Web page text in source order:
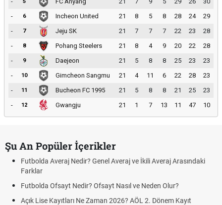
-
6 Incheon United 21 8 5 8 28 24
29
-
7 Jeju SK 21 7 7 7 22 23
28
-
8 Pohang Steelers 21 8 4 9 20 22
28
-
9 Daejeon 21 5 8 8 25 23
23
-
10 Gimcheon Sangmu 21 4 11 6 22 28
23
-
11 Bucheon FC 1995 21 5 8 8 21 25
23
-
12 Gwangju 21 1 7 13 11 47 10
Şu An Popüler İçerikler
Futbolda Averaj Nedir? Genel Averaj ve İkili Averaj Arasındaki
Farklar
Futbolda Ofsayt Nedir? Ofsayt Nasıl ve Neden Olur?
Açık Lise Kayıtları Ne Zaman 2026? AÖL 2. Dönem Kayıt